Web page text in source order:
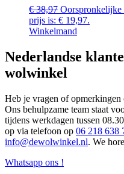
€38,97 Oorspronkelijke
prijs is: € 19,97.
Winkelmand
Nederlandse
wolwinkel
Heb je vragen of
Ons behulpzame team staat
tijdens werkdagen tussen
op via telefoon op 06 218 638
info@dewolwinkel.nl. We
Whatsapp ons !